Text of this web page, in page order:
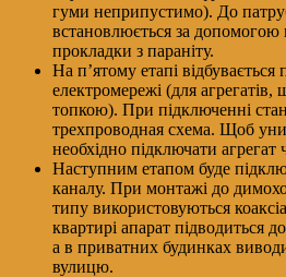
гуми неприпустимо). До
встановлюється за допомогою
прокладки з параніту.
На п’ятому етапі
електромережі (для
топкою). При підключенні
трехпроводная схема. Щоб
необхідно підключати агрегат
Наступним етапом буде
каналу. При монтажі до
типу використовуються
квартирі апарат підводиться
а в приватних будинках
вулицю.